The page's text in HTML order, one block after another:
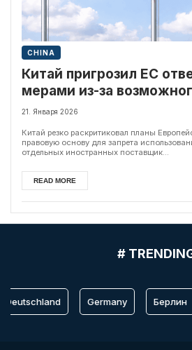
CHINA
Китай пригрозил ЕС
мерами из-за
оборудования Huawei и
21. Января 2026
Китай резко раскритиковал планы
правовую основу для запрета
отдельных иностранных поставщик...
READ MORE
#
Deutschland Germany Берлин